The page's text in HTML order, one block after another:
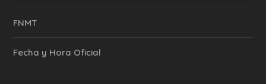
FNMT
Fecha y Hora Oficial